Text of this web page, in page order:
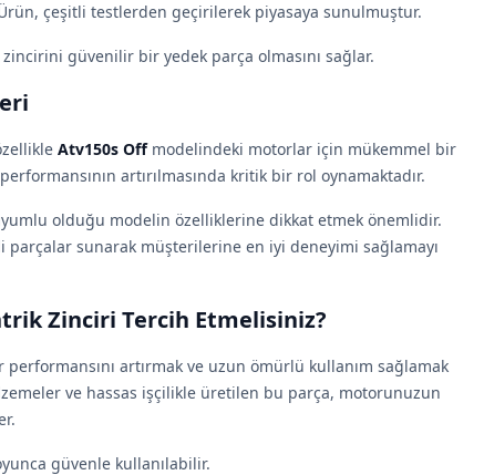
çeşitli testlerden geçirilerek piyasaya sunulmuştur.
güvenilir bir yedek parça olmasını sağlar.
Atv150s Offmodelindeki motorlar için mükemmel bir
artırılmasında kritik bir rol oynamaktadır.
olduğu modelin özelliklerine dikkat etmek önemlidir.
parçalar sunarak müşterilerine en iyi deneyimi sağlamayı
Zinciri Tercih Etmelisiniz?
artırmak ve uzun ömürlü kullanım sağlamak
ve hassas işçilikle üretilen bu parça, motorunuzun
güvenle kullanılabilir.